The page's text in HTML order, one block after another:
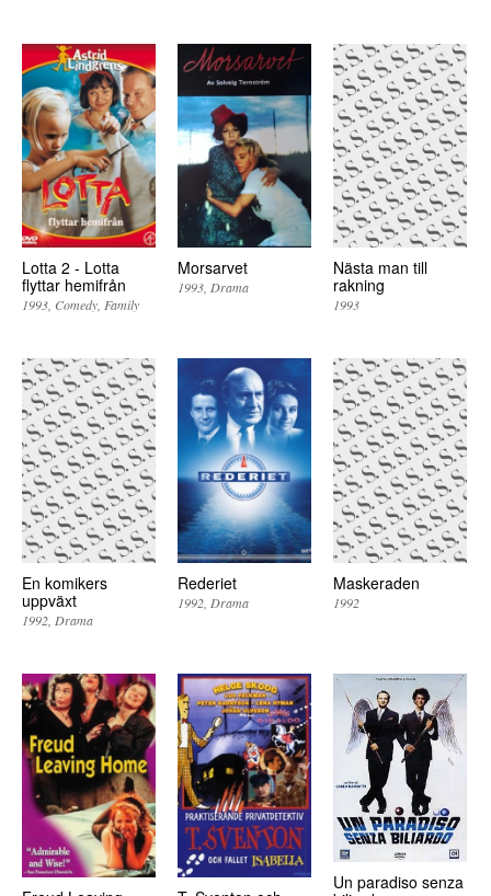
Lotta 2 - Lotta
flyttar hemifrån
1993 Comedy Family
Morsarvet
1993 Drama
Nästa man till
rakning
1993
En komikers
uppväxt
1992 Drama
Rederiet
1992 Drama
Maskeraden
1992
Un paradiso senza